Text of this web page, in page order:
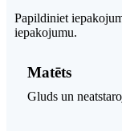
Papildiniet
iepakojumu.
Matēts
Gluds un